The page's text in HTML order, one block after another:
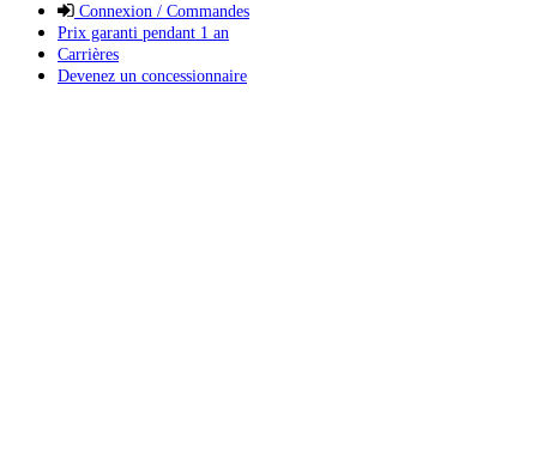
Connexion / Commandes
Prix garanti pendant 1 an
Carrières
Devenez un concessionnaire